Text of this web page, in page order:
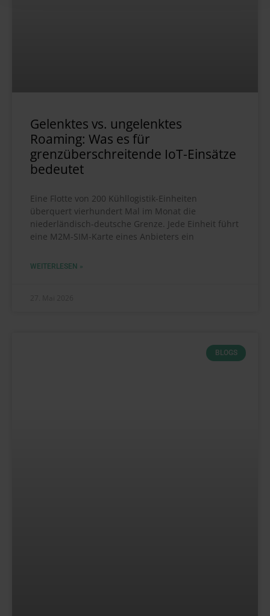
Gelenktes vs. ungelenktes
Roaming: Was es für
grenzüberschreitende IoT-Einsätze
bedeutet
Eine Flotte von 200 Kühllogistik-Einheiten
überquert vierhundert Mal im Monat die
niederländisch-deutsche Grenze. Jede Einheit führt
eine M2M-SIM-Karte eines Anbieters ein
WEITERLESEN »
BLOGS